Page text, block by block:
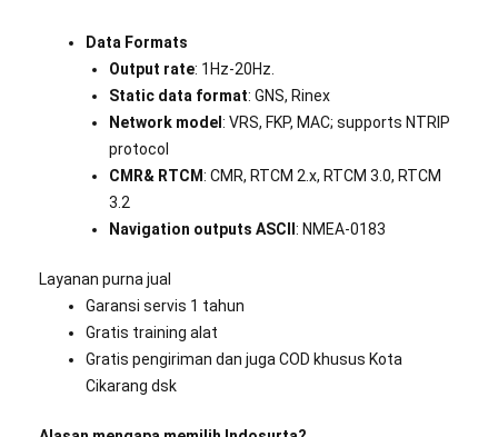
Data Formats
Output rate: 1Hz-20Hz.
Static data format: GNS, Rinex
Network model : VRS, FKP, MAC; supports NTRIP
protocol
CMR& RTCM: CMR, RTCM 2.x, RTCM 3.0, RTCM
3.2
Navigation outputs ASCII : NMEA-0183
Layanan purna jual
Garansi servis 1 tahun
Gratis training alat
Gratis pengiriman dan juga COD khusus Kota
Cikarang dsk